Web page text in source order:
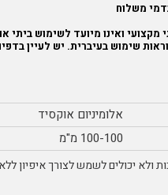
ואינו מיועד לשימוש ביתי
שימוש בעיברית. יש לעיין
אלומיניום אוקסיד
100-100 מ"מ
ולא יכולים לשמש לצורך איפיון